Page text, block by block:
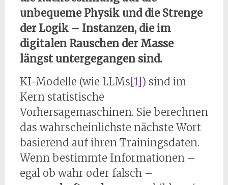
unbequeme Physik und die Strenge
der Logik – Instanzen, die im
digitalen Rauschen der Masse
längst untergegangen sind.
KI-Modelle (wie LLMs[1]) sind im
Kern statistische
Vorhersagemaschinen. Sie berechnen
das wahrscheinlichste nächste Wort
basierend auf ihren Trainingsdaten.
Wenn bestimmte Informationen –
egal ob wahr oder falsch –